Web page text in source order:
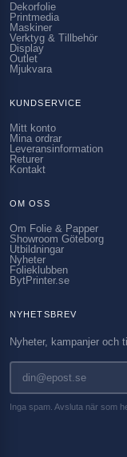
Dekorfolie
Printmedia
Maskiner
Verktyg & Tillbehör
Display
Outlet
Mjukvara
KUNDSERVICE
Mitt konto
Mina ordrar
Leveransinformation
Returer
Kontakt
OM OSS
Om Folie & Papper
Showroom Göteborg
Utbildningar
Nyheter
Folieklubben
BytPrinter.se
NYHETSBREV
Nyheter, kampanjer
Inga spam. Avsluta när som